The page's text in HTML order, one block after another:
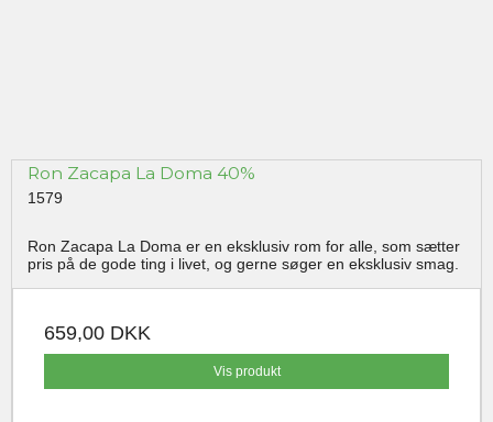
Ron Zacapa La Doma 40%
1579
Ron Zacapa La Doma er en eksklusiv rom for alle, som sætter
pris på de gode ting i livet, og gerne søger en eksklusiv smag.
659,00 DKK
Vis produkt